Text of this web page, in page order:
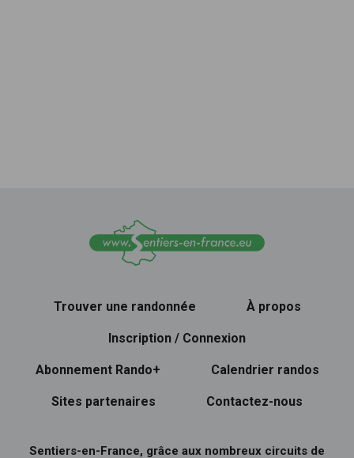
Trouver une randonnée À propos
Inscription / Connexion
Abonnement Rando+ Calendrier randos
Sites partenaires Contactez-nous
Sentiers-en-France, grâce aux nombreux circuits de